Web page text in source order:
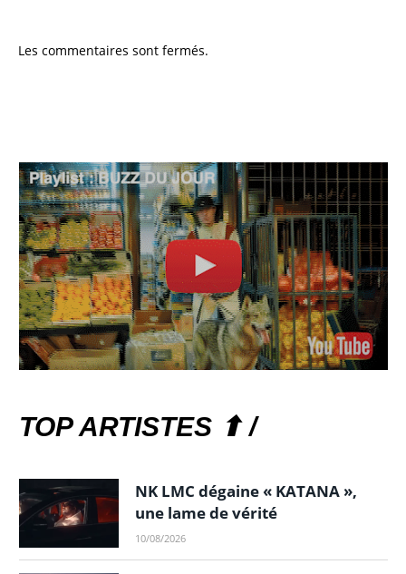
Les commentaires sont fermés.
TOP ARTISTES ⬆ /
NK LMC dégaine « KATANA »,
une lame de vérité
10/08/2026